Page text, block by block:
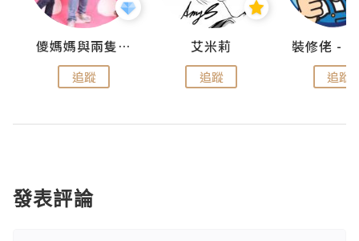
儍媽媽與兩隻小魔怪之家
追蹤
艾米莉
追蹤 追蹤
發表評論